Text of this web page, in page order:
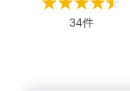
34件